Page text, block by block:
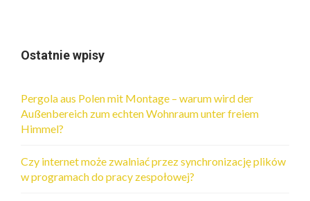
Ostatnie wpisy
Pergola aus Polen mit Montage – warum wird der
Außenbereich zum echten Wohnraum unter freiem
Himmel?
Czy internet może zwalniać przez synchronizację plików
w programach do pracy zespołowej?